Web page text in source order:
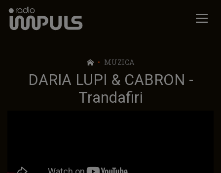
Radio Impuls
MUZICA
DARIA LUPI & CABRON -
Trandafiri